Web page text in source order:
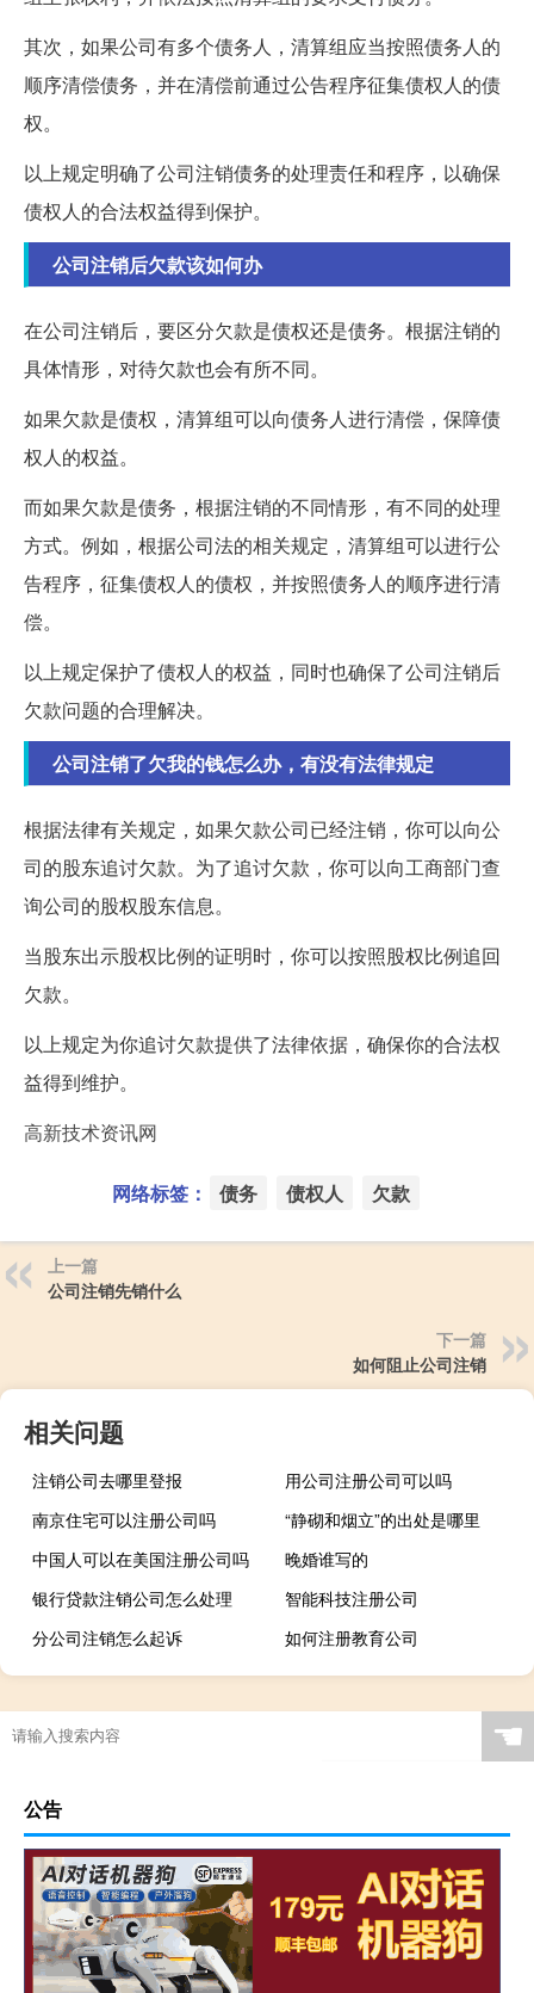
其次，如果公司有多个债务人，清算组应当按照债务人的
顺序清偿债务，并在清偿前通过公告程序征集债权人的债
权。
以上规定明确了公司注销债务的处理责任和程序，以确保
债权人的合法权益得到保护。
公司注销后欠款该如何办
在公司注销后，要区分欠款是债权还是债务。根据注销的
具体情形，对待欠款也会有所不同。
如果欠款是债权，清算组可以向债务人进行清偿，保障债
权人的权益。
而如果欠款是债务，根据注销的不同情形，有不同的处理
方式。例如，根据公司法的相关规定，清算组可以进行公
告程序，征集债权人的债权，并按照债务人的顺序进行清
偿。
以上规定保护了债权人的权益，同时也确保了公司注销后
欠款问题的合理解决。
公司注销了欠我的钱怎么办，有没有法律规定
根据法律有关规定，如果欠款公司已经注销，你可以向公
司的股东追讨欠款。为了追讨欠款，你可以向工商部门查
询公司的股权股东信息。
当股东出示股权比例的证明时，你可以按照股权比例追回
欠款。
以上规定为你追讨欠款提供了法律依据，确保你的合法权
益得到维护。
高新技术资讯网
网络标签： 债务 债权人 欠款
上一篇
公司注销先销什么
下一篇
如何阻止公司注销
相关问题
注销公司去哪里登报
用公司注册公司可以吗
南京住宅可以注册公司吗
“静砌和烟立”的出处是哪里
中国人可以在美国注册公司吗
晚婚谁写的
银行贷款注销公司怎么处理
智能科技注册公司
分公司注销怎么起诉
如何注册教育公司
☚
公告